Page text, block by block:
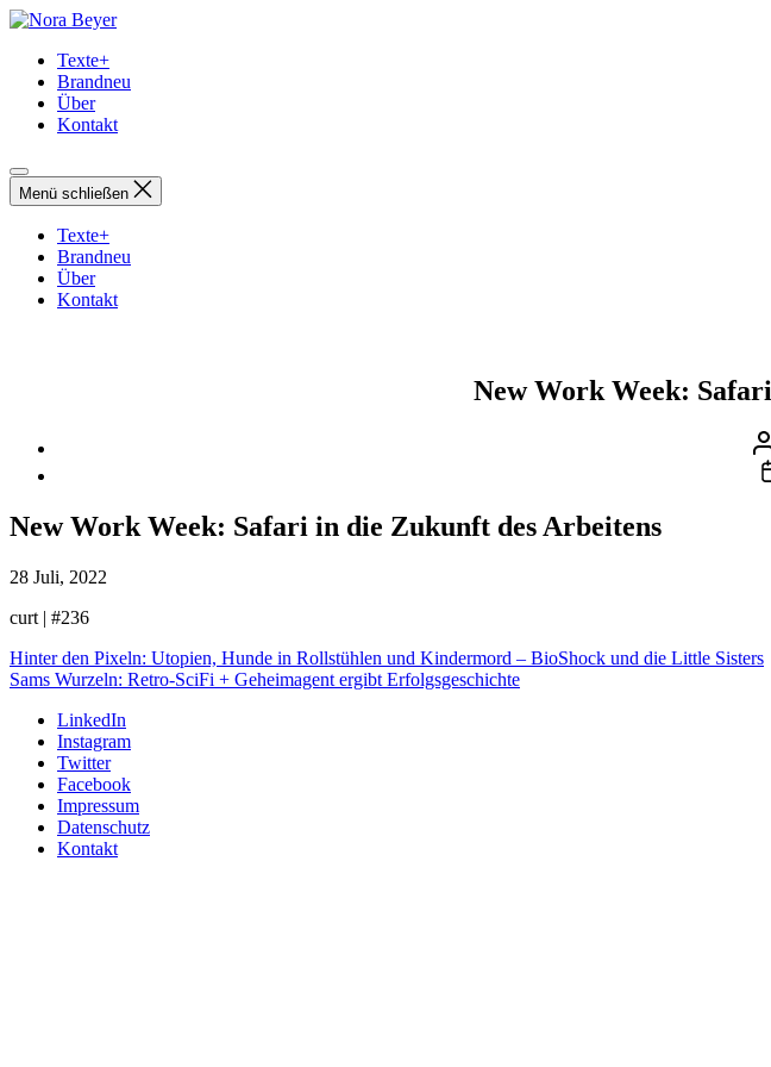
Direkt
Inhalt
wechseln
Nora
Texte+
Brandneu
Über
Kontakt
Menü schließen
Texte+
Brandneu
Über
Kontakt
New Work Week:
New Work Week: Safari in die Zukunft des Arbeitens
28 Juli, 2022
curt | #236
Hinter den Pixeln: Utopien, Hunde in Rollstühlen und Kindermord – BioShock und die Little Sisters
Sams Wurzeln: Retro-SciFi + Geheimagent ergibt Erfolgsgeschichte
LinkedIn
Instagram
Twitter
Facebook
Impressum
Datenschutz
Kontakt